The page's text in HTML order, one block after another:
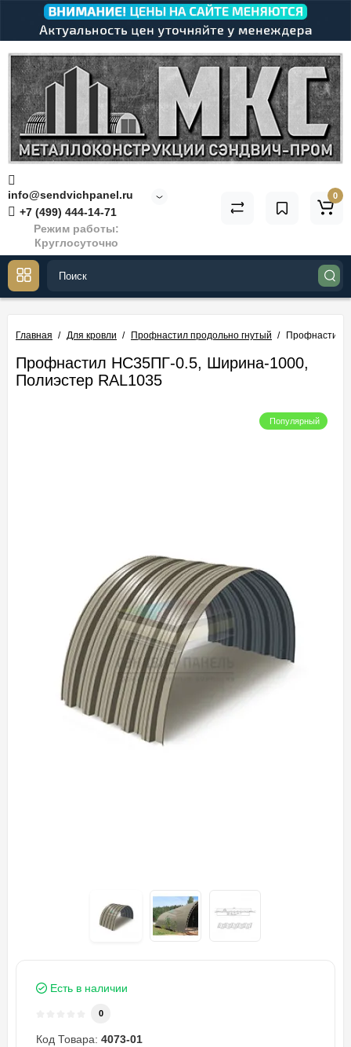
info@sendvichpanel.ru
+7 (499) 444-14-71
Режим работы:
Круглосуточно
0
Главная Для кровли Профнастил продольно гнутый Профнастил
Профнастил НС35ПГ-0.5, Ширина-1000,
Полиэстер RAL1035
Популярный
Есть в наличии
0
Код Товара: 4073-01